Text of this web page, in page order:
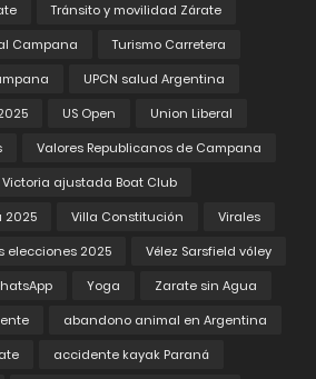
Tránsito y movilidad Zárate
Campana
Turismo Carretera
UPCN salud Argentina
US Open
Union Liberal
Valores Republicanos de Campana
Victoria ajustada Boat Club
2025
Villa Constitución
Virales
elecciones 2025
Vélez Sarsfield vóley
Yoga
Zarate sin Agua
abandono animal en Argentina
accidente kayak Paraná